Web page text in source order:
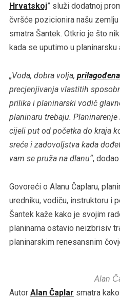
Hrvatskoj” služi dodatnoj
čvršće pozicionira našu
smatra Šantek. Otkrio je što
kada se uputimo u planinarsku
„Voda, dobra volja,
precjenjivanja vlastitih
prilika i planinarski vodič
planinaru trebaju.
cijeli put od početka do kraja
sreće i zadovoljstva kada
vam se pruža na dlanu“,
Govoreći o Alanu Čaplaru,
uredniku, vodiču, instruktoru i
Šantek kaže kako je svojim
planinama ostavio neizbrisiv
planinarskim renesansnim
Alan
Autor Alan Čaplar smatra